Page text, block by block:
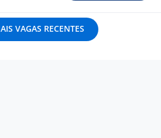
VAGAS RECENTES